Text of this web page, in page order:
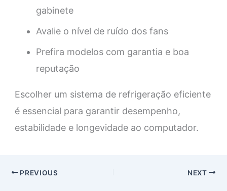
gabinete
Avalie o nível de ruído dos fans
Prefira modelos com garantia e boa
reputação
Escolher um sistema de refrigeração eficiente
é essencial para garantir desempenho,
estabilidade e longevidade ao computador.
PREVIOUS NEXT